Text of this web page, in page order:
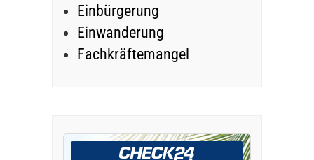
Einbürgerung
Einwanderung
Fachkräftemangel